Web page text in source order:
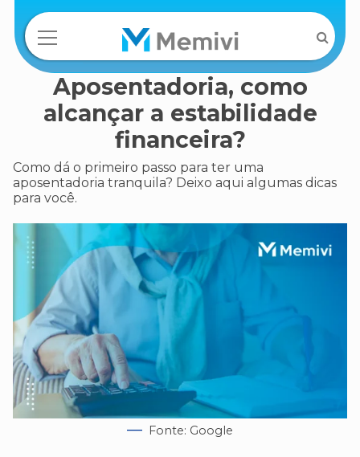
Aposentadoria, como
alcançar a estabilidade
financeira?
Como dá o primeiro passo para ter uma
aposentadoria tranquila? Deixo aqui algumas dicas
para você.
Fonte: Google